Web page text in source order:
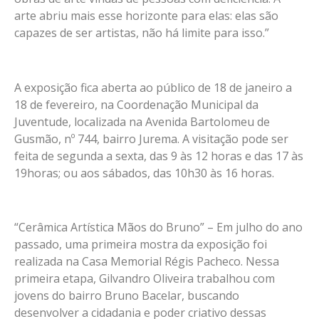
arte abriu mais esse horizonte para elas: elas são
capazes de ser artistas, não há limite para isso.”
A exposição fica aberta ao público de 18 de janeiro a
18 de fevereiro, na Coordenação Municipal da
Juventude, localizada na Avenida Bartolomeu de
Gusmão, nº 744, bairro Jurema. A visitação pode ser
feita de segunda a sexta, das 9 às 12 horas e das 17 às
19horas; ou aos sábados, das 10h30 às 16 horas.
“Cerâmica Artística Mãos do Bruno” – Em julho do ano
passado, uma primeira mostra da exposição foi
realizada na Casa Memorial Régis Pacheco. Nessa
primeira etapa, Gilvandro Oliveira trabalhou com
jovens do bairro Bruno Bacelar, buscando
desenvolver a cidadania e poder criativo dessas